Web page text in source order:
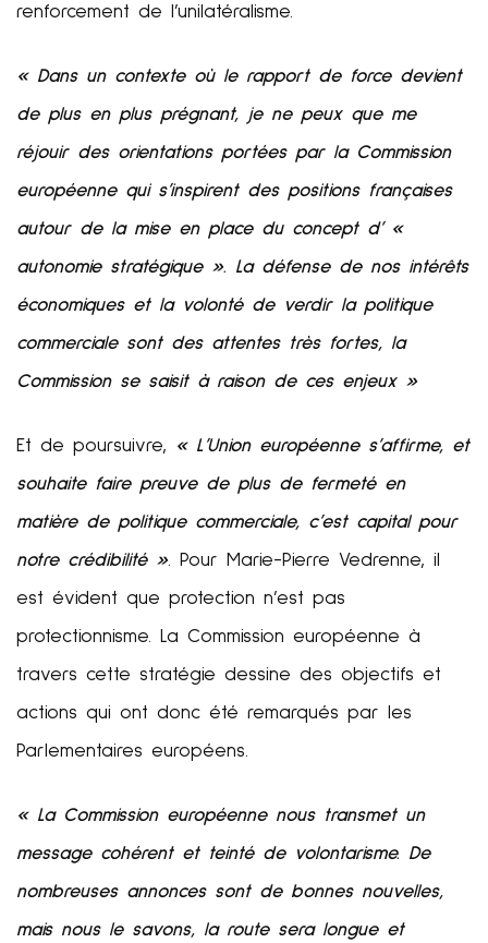
renforcement de l’unilatéralisme.
« Dans un contexte où le rapport de force devient
de plus en plus prégnant, je ne peux que me
réjouir des orientations portées par la Commission
européenne qui s’inspirent des positions françaises
autour de la mise en place du concept d’ «
autonomie stratégique ». La défense de nos intérêts
économiques et la volonté de verdir la politique
commerciale sont des attentes très fortes, la
Commission se saisit à raison de ces enjeux »
Et de poursuivre,
« L’Union européenne s’affirme, et
souhaite faire preuve de plus de fermeté en
matière de politique commerciale, c’est capital pour
notre crédibilité ». Pour Marie-Pierre Vedrenne, il
est évident que protection n’est pas
protectionnisme. La Commission européenne à
travers cette stratégie dessine des objectifs et
actions qui ont donc été remarqués par les
Parlementaires européens.
« La Commission européenne nous transmet un
message cohérent et teinté de volontarisme. De
nombreuses annonces sont de bonnes nouvelles,
mais nous le savons, la route sera longue et